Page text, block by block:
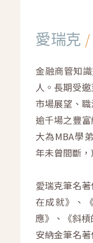
愛瑞克 /
金融商管知
人。長期受
市場展望、
逾千場之豐
大為MBA學
年未曾間斷，
愛瑞克筆名
在成就》、
應》、《斜槓
安納金筆名